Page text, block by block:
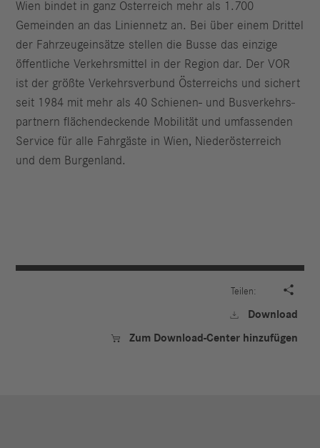
Wien bindet in ganz Österreich mehr als 1.700
Gemeinden an das Liniennetz an. Bei über einem Drittel
der Fahrzeugeinsätze stellen die Busse das einzige
öffentliche Verkehrsmittel in der Region dar. Der VOR
ist der größte Verkehrsverbund Österreichs und sichert
seit 1984 mit mehr als 40 Schienen- und Busverkehrs­
partnern flächendeckende Mobilität und umfassenden
Service für alle Fahrgäste in Wien, Niederösterreich
und dem Burgenland.
Teilen: 
 Download
 Zum Download-Center hinzufügen